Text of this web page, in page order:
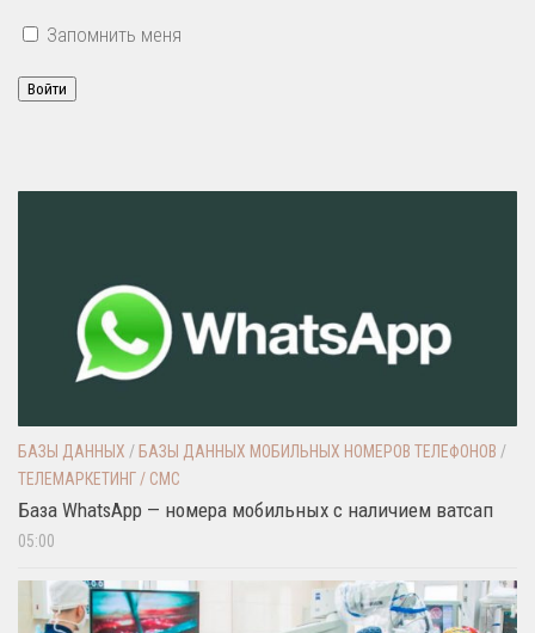
Запомнить меня
Войти
БАЗЫ ДАННЫХ / БАЗЫ ДАННЫХ МОБИЛЬНЫХ НОМЕРОВ ТЕЛЕФОНОВ /
ТЕЛЕМАРКЕТИНГ / СМС
База WhatsApp — номера мобильных с наличием ватсап
05:00